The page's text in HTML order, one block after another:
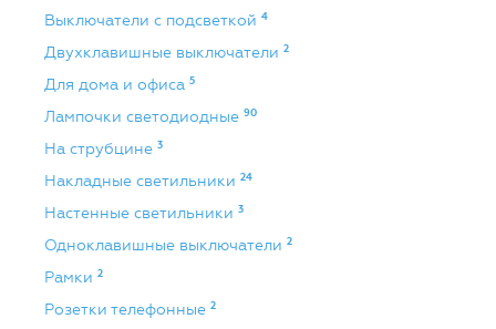
Выключатели с подсветкой 4
Двухклавишные выключатели 2
Для дома и офиса 5
Лампочки светодиодные 90
На струбцине 3
Накладные светильники 24
Настенные светильники 3
Одноклавишные выключатели 2
Рамки 2
Розетки телефонные 2